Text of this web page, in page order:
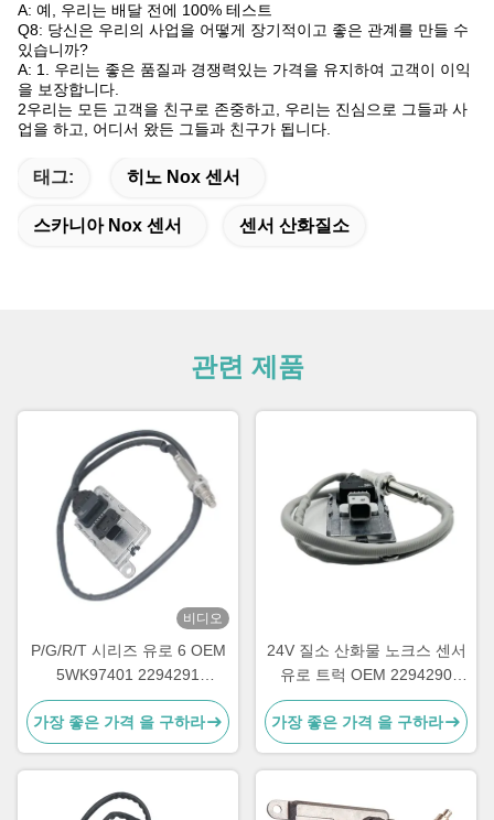
A: 예, 우리는 배달 전에 100% 테스트
Q8: 당신은 우리의 사업을 어떻게 장기적이고 좋은 관계를 만들 수
있습니까?
A: 1. 우리는 좋은 품질과 경쟁력있는 가격을 유지하여 고객이 이익
을 보장합니다.
2우리는 모든 고객을 친구로 존중하고, 우리는 진심으로 그들과 사
업을 하고, 어디서 왔든 그들과 친구가 됩니다.
태그: 히노 Nox 센서
스카니아 Nox 센서 센서 산화질소
관련 제품
비디오
P/G/R/T 시리즈 유로 6 OEM
5WK97401 2294291
2064769용 노크스 센서
가장 좋은 가격 을 구하라
24V 질소 산화물 노크스 센서
유로 트럭 OEM 2294290
5WK97400
가장 좋은 가격 을 구하라